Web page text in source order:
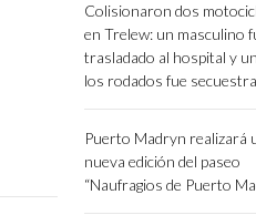
Colisionaron dos
en Trelew: un masculino
trasladado al hospital y
los rodados fue
Puerto Madryn realizará
nueva edición del paseo
“Naufragios de Puerto